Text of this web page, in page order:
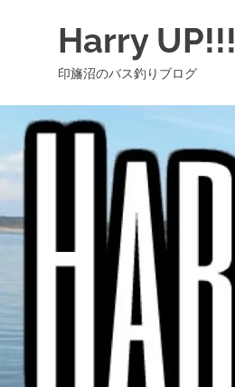
キ
プ
Harry UP!!!
印旛沼のバス釣りブログ